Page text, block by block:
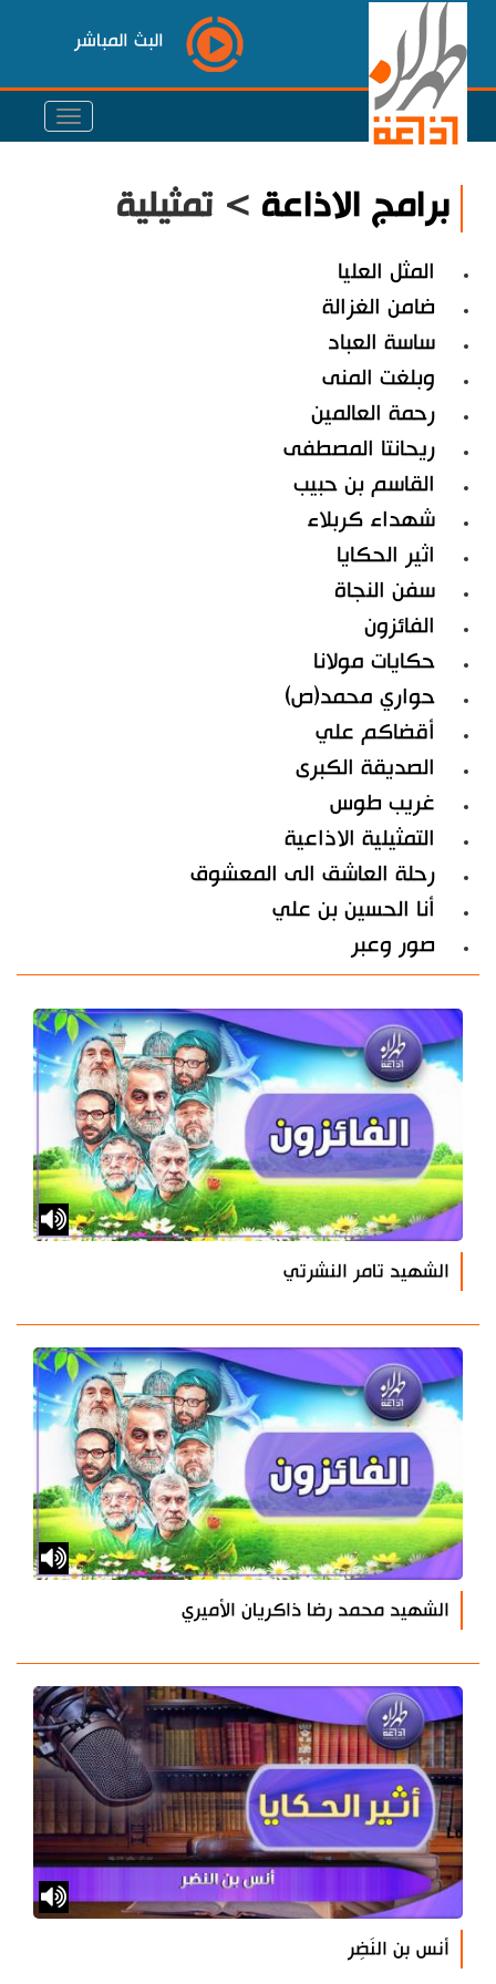
البث المباشر
برامج الاذاعة > تمثيلية
المثل العليا
ضامن الغزالة
ساسة العباد
وبلغت المنى
رحمة العالمين
ريحانتا المصطفى
القاسم بن حبيب
شهداء كربلاء
اثير الحكايا
سفن النجاة
الفائزون
حكايات مولانا
حواري محمد(ص)
أقضاكم علي
الصديقة الكبرى
غريب طوس
التمثيلية الاذاعية
رحلة العاشق الى المعشوق
أنا الحسين بن علي
صور وعبر
الشهيد تامر النشرتي
الشهيد محمد رضا ذاكريان الأميري
أنس بن النَضِر